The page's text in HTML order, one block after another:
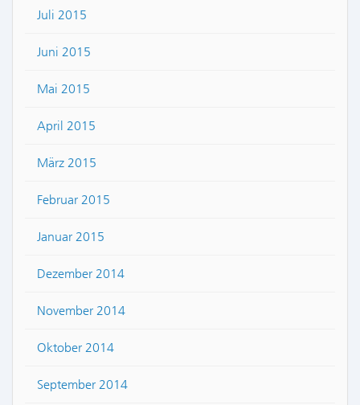
Juli 2015
Juni 2015
Mai 2015
April 2015
März 2015
Februar 2015
Januar 2015
Dezember 2014
November 2014
Oktober 2014
September 2014